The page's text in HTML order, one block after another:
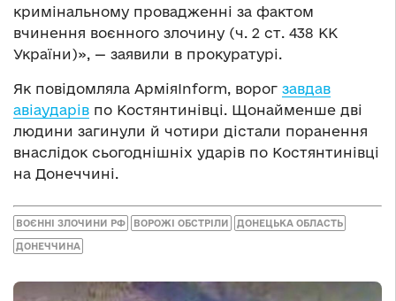
кримінальному провадженні за фактом
вчинення воєнного злочину (ч. 2 ст. 438 КК
України)», — заявили в прокуратурі.
Як повідомляла АрміяInform, ворог завдав
авіаударів по Костянтинівці. Щонайменше дві
людини загинули й чотири дістали поранення
внаслідок сьогоднішніх ударів по Костянтинівці
на Донеччині.
ВОЄННІ ЗЛОЧИНИ РФ ВОРОЖІ ОБСТРІЛИ ДОНЕЦЬКА ОБЛАСТЬ
ДОНЕЧЧИНА